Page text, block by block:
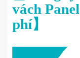
vách
phí】